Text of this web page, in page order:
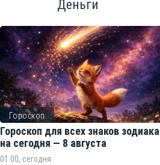
Деньги
Гороскоп
Гороскоп для всех знаков зодиака
на сегодня — 8 августа
01:00, сегодня